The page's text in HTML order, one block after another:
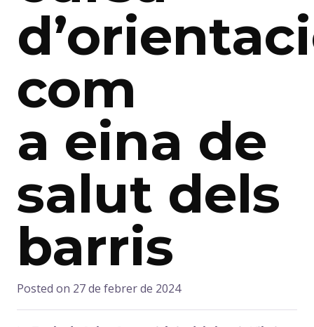
com
a eina de
salut dels
barris
Posted on 27 de febrer de 2024